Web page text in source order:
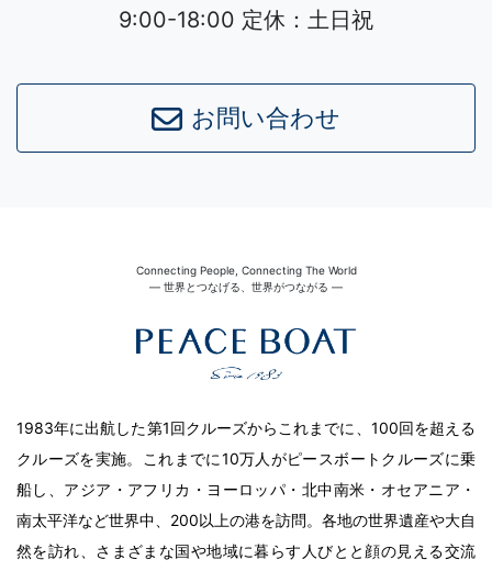
Leaflet|©OpenStreetMapcontributors
9:00-18:00 定休：土日祝
お問い合わせ
Connecting People, Connecting The World
― 世界とつなげる、世界がつながる ―
1983年に出航した第1回クルーズからこれまでに、100回を超える
クルーズを実施。これまでに10万人がピースボートクルーズに乗
船し、アジア・アフリカ・ヨーロッパ・北中南米・オセアニア・
南太平洋など世界中、200以上の港を訪問。各地の世界遺産や大自
然を訪れ、さまざまな国や地域に暮らす人びとと顔の見える交流